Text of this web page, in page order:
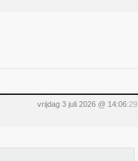
vrijdag 3 juli 2026 @ 14:06:29